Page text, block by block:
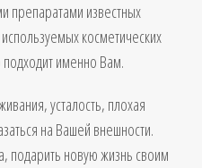
препаратами известных
косметических
подходит именно Вам.
усталость, плохая
на Вашей внешности.
подарить новую жизнь своим